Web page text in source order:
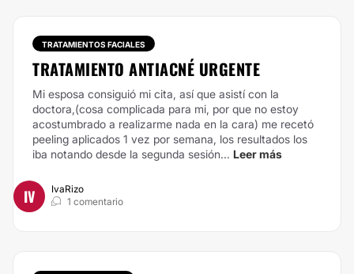
TRATAMIENTOS FACIALES
TRATAMIENTO ANTIACNÉ URGENTE
Mi esposa consiguió mi cita, así que asistí con la
doctora,(cosa complicada para mi, por que no estoy
acostumbrado a realizarme nada en la cara) me recetó
peeling aplicados 1 vez por semana, los resultados los
iba notando desde la segunda sesión... Leer más
IV
IvaRizo
1 comentario